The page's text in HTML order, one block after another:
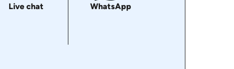
Live chat WhatsApp